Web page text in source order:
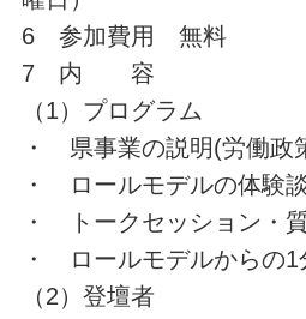
6 参加費用 無料
7 内 容
（1）プログラム
・ 県事業の説明(労働政
・ ロールモデルの体験
・ トークセッション・
・ ロールモデルからの1
（2）登壇者